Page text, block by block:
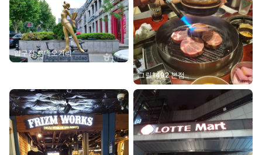
압구정 로데오거리
그릴1492 본점